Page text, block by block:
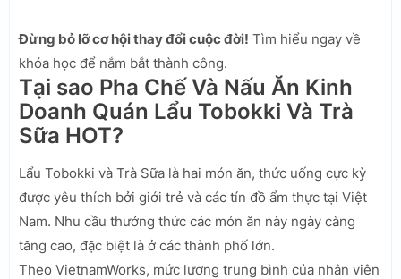
Đừng bỏ lỡ cơ hội thay đổi cuộc đời! Tìm hiểu ngay về
khóa học để nắm bắt thành công.
Tại sao Pha Chế Và Nấu Ăn Kinh
Doanh Quán Lẩu Tobokki Và Trà
Sữa HOT?
Lẩu Tobokki và Trà Sữa là hai món ăn, thức uống cực kỳ
được yêu thích bởi giới trẻ và các tín đồ ẩm thực tại Việt
Nam. Nhu cầu thưởng thức các món ăn này ngày càng
tăng cao, đặc biệt là ở các thành phố lớn.
Theo VietnamWorks, mức lương trung bình của nhân viên